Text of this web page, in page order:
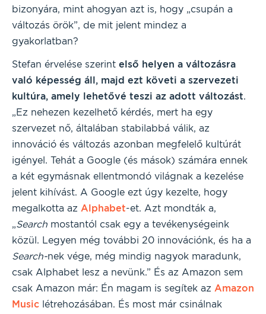
bizonyára, mint ahogyan azt is, hogy „csupán a
változás örök”, de mit jelent mindez a
gyakorlatban?
Stefan érvelése szerint első helyen a változásra
való képesség áll, majd ezt követi a szervezeti
kultúra, amely lehetővé teszi az adott változást.
„Ez nehezen kezelhető kérdés, mert ha egy
szervezet nő, általában stabilabbá válik, az
innováció és változás azonban megfelelő kultúrát
igényel. Tehát a Google (és mások) számára ennek
a két egymásnak ellentmondó világnak a kezelése
jelent kihívást. A Google ezt úgy kezelte, hogy
megalkotta az Alphabet-et. Azt mondták a,
„Search mostantól csak egy a tevékenységeink
közül. Legyen még további 20 innovációnk, és ha a
Search-nek vége, még mindig nagyok maradunk,
csak Alphabet lesz a nevünk.” És az Amazon sem
csak Amazon már: Én magam is segítek az Amazon
Music létrehozásában. És most már csinálnak